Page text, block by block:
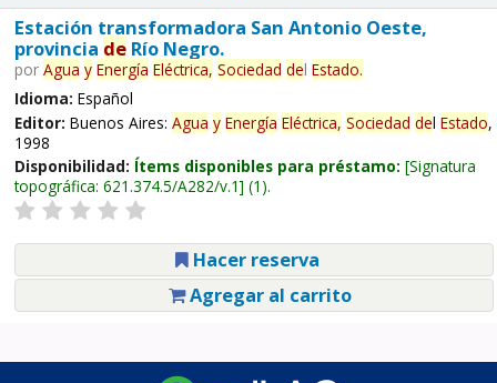
Estación transformadora San Antonio Oeste,
provincia deRío Negro.
por Agua y Energía Eléctrica, Sociedad del Estado.
Idioma: Español
Editor: Buenos Aires: Agua y Energía Eléctrica, Sociedad del Estado,
1998
Disponibilidad: Ítems disponibles para préstamo: Signatura
topográfica: 621.374.5/A282/v.1 (1).
Hacer reserva
Agregar al carrito